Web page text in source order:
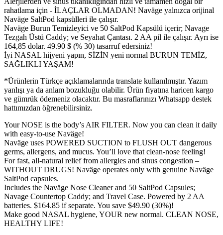
rahatlama için - İLAÇLAR OLMADAN! Naväge yalnızca orijinal
Naväge SaltPod kapsülleri ile çalışır.
Naväge Burun Temizleyici ve 50 SaltPod Kapsülü içerir; Navage
Tezgah Üstü Caddy; ve Seyahat Çantası. 2 AA pil ile çalışır. Ayrı ise
164,85 dolar. 49.90 $ (% 30) tasarruf edersiniz!
İyi NASAL hijyeni yapın, SİZİN yeni normal BURUN TEMİZ,
SAĞLIKLI YAŞAM!
*Ürünlerin Türkçe açıklamalarında translate kullanılmıştır. Yazım
yanlışı ya da anlam bozukluğu olabilir. Ürün fiyatına haricen kargo
ve gümrük ödemeniz olacaktır. Bu masraflarınızı Whatsapp destek
hattımızdan öğrenebilirsiniz.
Your NOSE is the body’s AIR FILTER. Now you can clean it daily
with easy-to-use Naväge!
Naväge uses POWERED SUCTION to FLUSH OUT dangerous
germs, allergens, and mucus. You’ll love that clean-nose feeling!
For fast, all-natural relief from allergies and sinus congestion –
WITHOUT DRUGS! Naväge operates only with genuine Naväge
SaltPod capsules.
Includes the Naväge Nose Cleaner and 50 SaltPod Capsules;
Navage Countertop Caddy; and Travel Case. Powered by 2 AA
batteries. $164.85 if separate. You save $49.90 (30%)!
Make good NASAL hygiene, YOUR new normal. CLEAN NOSE,
HEALTHY LIFE!